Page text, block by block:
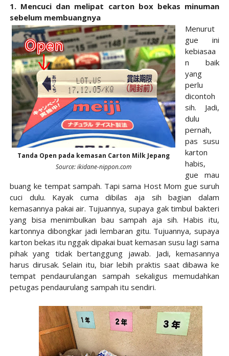
1. Mencuci dan melipat carton box bekas minuman
sebelum membuangnya
Tanda Open pada kemasan Carton Milk Jepang
Source: ikidane-nippon.com
Menurut
gue ini
kebiasaa
n baik
yang
perlu
dicontoh
sih. Jadi,
dulu
pernah,
pas susu
karton
habis,
gue mau
buang ke tempat sampah. Tapi sama Host Mom gue suruh
cuci dulu. Kayak cuma dibilas aja sih bagian dalam
kemasannya pakai air. Tujuannya, supaya gak timbul bakteri
yang bisa menimbulkan bau sampah aja sih. Habis itu,
kartonnya dibongkar jadi lembaran gitu. Tujuannya, supaya
karton bekas itu nggak dipakai buat kemasan susu lagi sama
pihak yang tidak bertanggung jawab. Jadi, kemasannya
harus dirusak. Selain itu, biar lebih praktis saat dibawa ke
tempat pendaurulangan sampah sekaligus memudahkan
petugas pendaurulang sampah itu sendiri.